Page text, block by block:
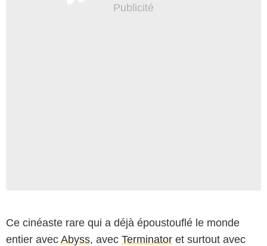
Ce cinéaste rare qui a déjà époustouflé le monde
entier avec Abyss, avec Terminator et surtout avec